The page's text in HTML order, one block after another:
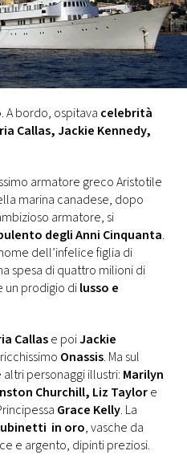
. A bordo, ospitava celebrità
Callas, Jackie Kennedy,
armatore greco Aristotile
marina canadese, dopo
armatore, si
degli Anni Cinquanta.
dell’infelice figlia di
spesa di quattro milioni di
un prodigio dilusso e
Callase poiJackie
Onassis. Ma sul
personaggi illustri: Marilyn
Churchill, Liz Taylore
Grace Kelly. La
in oro, vasche da
e argento, dipinti preziosi.